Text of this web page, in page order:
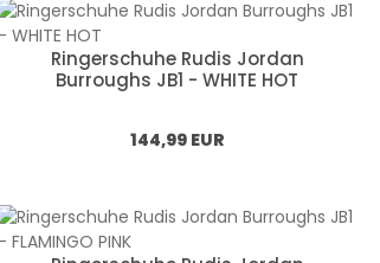
Ringerschuhe Rudis Jordan
Burroughs JB1 - WHITE HOT
Normál ár:
144,99 EUR